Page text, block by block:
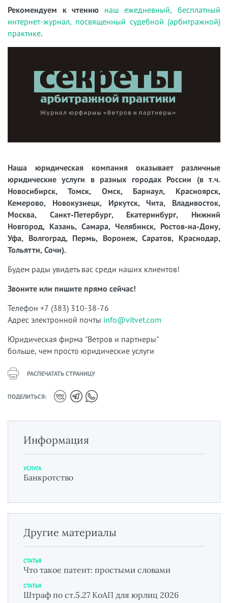
Рекомендуем к чтению наш ежедневный, бесплатный
интернет-журнал, посвященный судебной (арбитражной)
практике.
Наша юридическая компания оказывает различные
юридические услуги в разных городах России (в т.ч.
Новосибирск, Томск, Омск, Барнаул, Красноярск,
Кемерово, Новокузнецк, Иркутск, Чита, Владивосток,
Москва, Санкт-Петербург, Екатеринбург, Нижний
Новгород, Казань, Самара, Челябинск, Ростов-на-Дону,
Уфа, Волгоград, Пермь, Воронеж, Саратов, Краснодар,
Тольятти, Сочи).
Будем рады увидеть вас среди наших клиентов!
Звоните или пишите прямо сейчас!
Телефон +7 (383) 310-38-76
Адрес электронной почты info@vitvet.com
Юридическая фирма "Ветров и партнеры"
больше, чем просто юридические услуги
РАСПЕЧАТАТЬ СТРАНИЦУ
ПОДЕЛИТЬСЯ:
Информация
УСЛУГА
Банкротство
Другие материалы
СТАТЬЯ
Что такое патент: простыми словами
СТАТЬЯ
Штраф по ст.5.27 КоАП для юрлиц 2026